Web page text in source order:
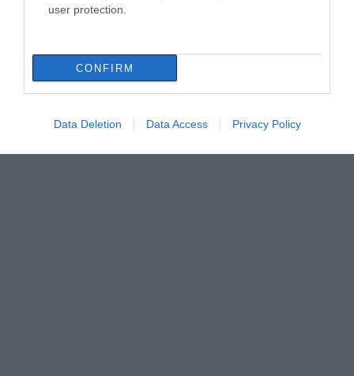
user protection.
CONFIRM
Data Deletion Data Access Privacy Policy